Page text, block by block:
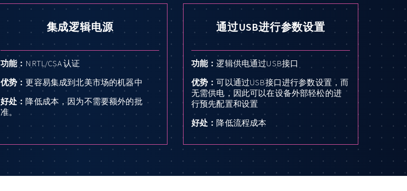
集成逻辑电源
功能： NRTL/CSA 认证
优势：更容易集成到北美市场的机器中
好处： 降低成本，因为不需要额外的批
准。
通过USB进行参数设置
功能：逻辑供电通过USB接口
优势：可以通过USB接口进行参数设置，而
无需供电，因此可以在设备外部轻松的进
行预先配置和设置
好处： 降低流程成本